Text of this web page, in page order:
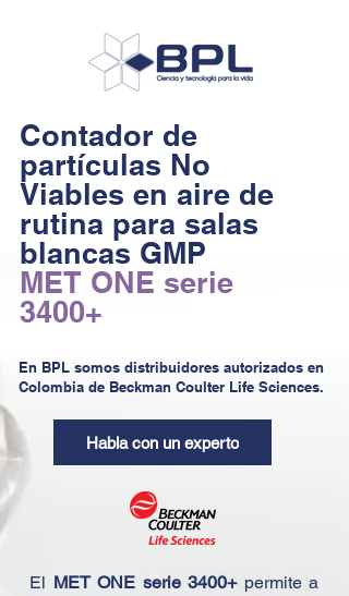
En BPL somos distribuidores autorizados en
Colombia de Beckman Coulter Life Sciences.
Habla con un experto
El MET ONE serie 3400+permite a
Contador de
partículas No
Viables en aire de
rutina para salas
blancas GMP
MET ONE serie
3400+